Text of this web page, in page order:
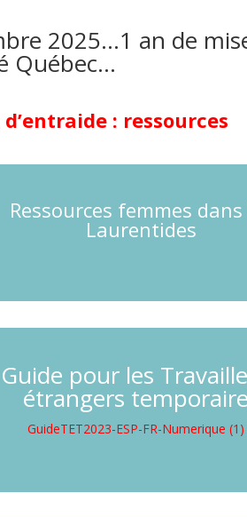
2025…1 an de
Québec…
d’entraide : ressources
Ressources femmes dans
Laurentides
Guide pour les
étrangers
GuideTET2023-ESP-FR-Numerique (1)